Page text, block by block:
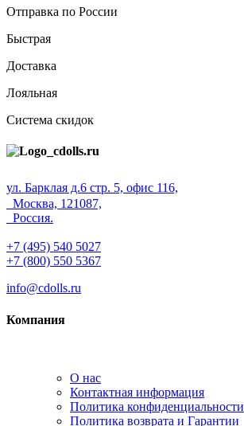
Отправка по России
Быстрая
Доставка
Лояльная
Система скидок
ул. Барклая д.6 стр. 5, офис 116,
Москва, 121087,
Россия.
+7 (495) 540 5027
+7 (800) 550 5367
info@cdolls.ru
Компания
О нас
Контактная информация
Политика конфиденциальности
Политика возврата и Гарантии